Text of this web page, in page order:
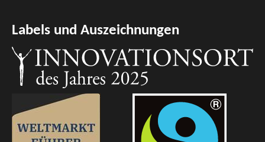
Labels und Auszeichnungen